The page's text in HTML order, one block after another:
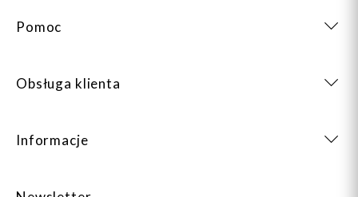
Pomoc
Obsługa klienta
Informacje